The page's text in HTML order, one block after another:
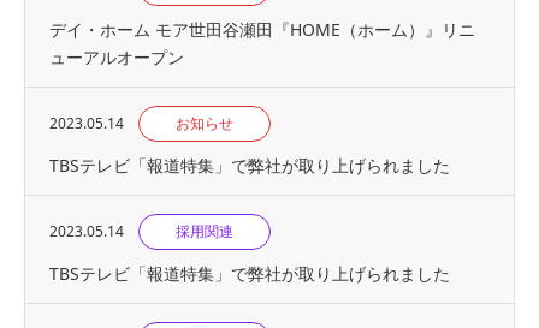
デイ・ホーム モア世田谷瀬田『HOME（ホーム）』リニ
ューアルオープン
2023.05.14 お知らせ
TBSテレビ「報道特集」で弊社が取り上げられました
2023.05.14 採用関連
TBSテレビ「報道特集」で弊社が取り上げられました